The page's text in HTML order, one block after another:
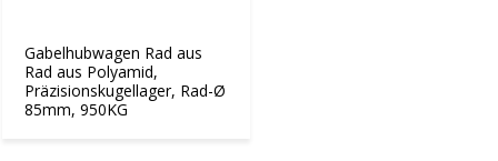
Gabelhubwagen Rad aus
Rad aus Polyamid,
Präzisionskugellager, Rad-Ø
85mm, 950KG